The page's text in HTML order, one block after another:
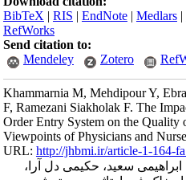
BibTeX |RIS |EndNote |Medlars
RefWorks
Send citation to:
Mendeley
Zotero
Khammarnia M, Mehdipour Y,
F, Ramezani Siakholak F. The
Order Entry System on the
Viewpoints of Physicians and
URL:http://jhbmi.ir/article-1-164-
سعید، حکیمی دل آرا،